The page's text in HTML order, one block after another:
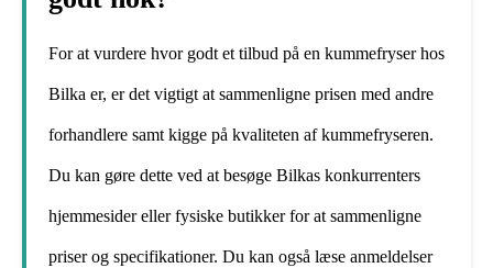
For at vurdere hvor godt et tilbud på en kummefryser hos
Bilka er, er det vigtigt at sammenligne prisen med andre
forhandlere samt kigge på kvaliteten af kummefryseren.
Du kan gøre dette ved at besøge Bilkas konkurrenters
hjemmesider eller fysiske butikker for at sammenligne
priser og specifikationer. Du kan også læse anmeldelser